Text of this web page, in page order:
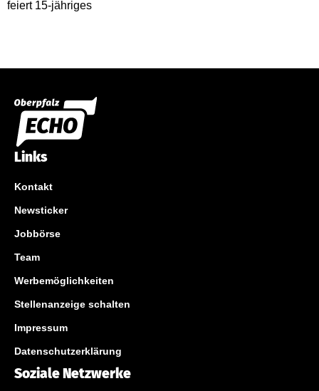
Links
Kontakt
Newsticker
Jobbörse
Team
Werbemöglichkeiten
Stellenanzeige schalten
Impressum
Datenschutzerklärung
Soziale Netzwerke